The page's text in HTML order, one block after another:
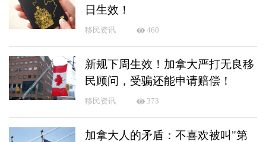
日生效！
移民资讯 460
新规下周生效！加拿大严打无良移
民顾问，受骗还能申请赔偿！
移民资讯 373
加拿大人的矛盾：不喜欢被叫"第